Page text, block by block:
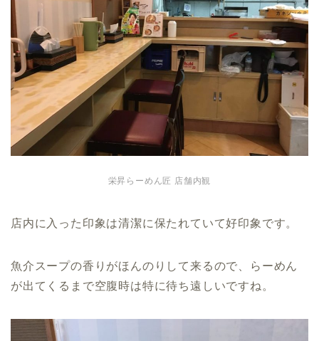
栄昇らーめん匠 店舗内観
店内に入った印象は清潔に保たれていて好印象です。
魚介スープの香りがほんのりして来るので、らーめん
が出てくるまで空腹時は特に待ち遠しいですね。